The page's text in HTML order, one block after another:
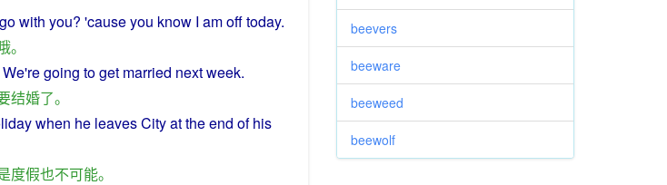
gowith you? 'causeyou know I amofftoday.
。
We'regoing toget married nextweek.
结婚了。
when he leavesCityat the end ofhis
度假也不可能。
beevers
beeware
beeweed
beewolf